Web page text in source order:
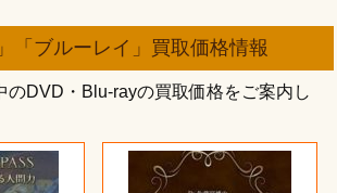
「ブルーレイ」買取価格情報
のDVD・Blu-rayの買取価格をご案内し